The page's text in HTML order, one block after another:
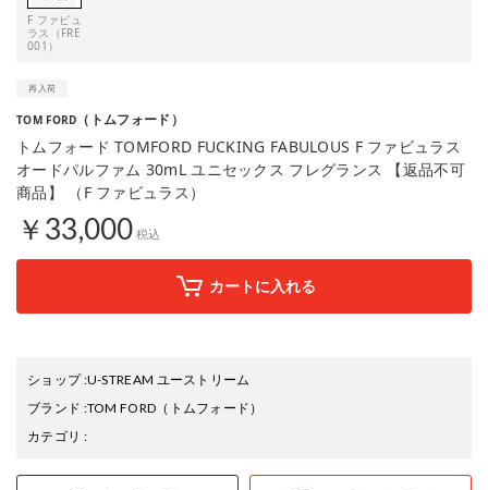
F ファビュ
ラス（FRE
001）
TOM FORD （トムフォード）
トムフォード TOMFORD FUCKING FABULOUS F ファビュラス
オードパルファム 30mL ユニセックス フレグランス 【返品不可
商品】 （F ファビュラス）
￥33,000 税込
カートに入れる
ショップ:U-STREAM ユーストリーム
ブランド :TOM FORD （トムフォード）
カテゴリ :